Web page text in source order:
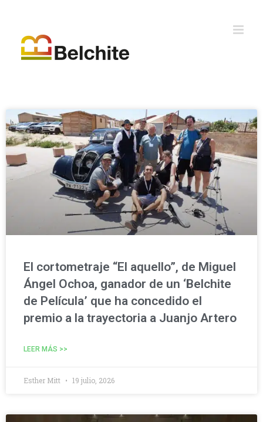
El cortometraje “El aquello”, de Miguel
Ángel Ochoa, ganador de un ‘Belchite
de Película’ que ha concedido el
premio a la trayectoria a Juanjo Artero
LEER MÁS >>
Esther Mitt 19 julio, 2026